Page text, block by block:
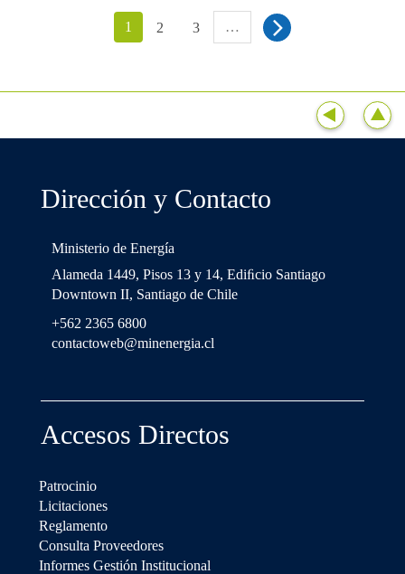
1 2 3 …
Dirección y Contacto
Ministerio de Energía
Alameda 1449, Pisos 13 y 14, Ediﬁcio Santiago
Downtown II, Santiago de Chile
+562 2365 6800
contactoweb@minenergia.cl
Accesos Directos
Patrocinio
Licitaciones
Reglamento
Consulta Proveedores
Informes Gestión Institucional